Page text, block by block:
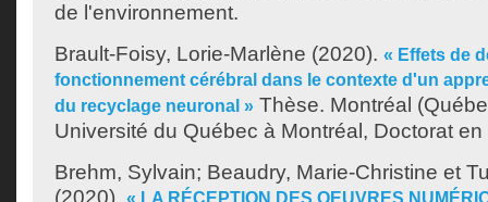
de l'environnement.
Brault-Foisy, Lorie-Marlène (2020). « Effets de
fonctionnement cérébral dans le contexte d'un
du recyclage neuronal » Thèse. Montréal
Université du Québec à Montréal, Doctorat
Brehm, Sylvain; Beaudry, Marie-Christine et
(2020).
« LA RÉCEPTION DES OEUVRES